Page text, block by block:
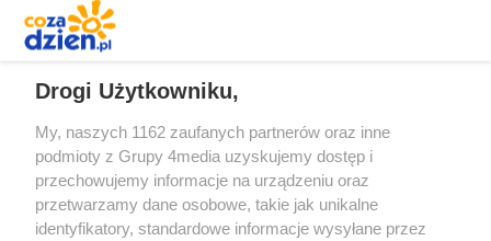
Drogi Użytkowniku,
My, naszych 1162 zaufanych partnerów oraz inne
podmioty z Grupy 4media uzyskujemy dostęp i
przechowujemy informacje na urządzeniu oraz
przetwarzamy dane osobowe, takie jak unikalne
identyfikatory, standardowe informacje wysyłane przez